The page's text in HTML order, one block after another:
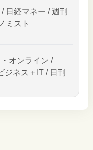
日経マネー / 週刊
ミスト
オンライン /
ジネス＋IT / 日刊